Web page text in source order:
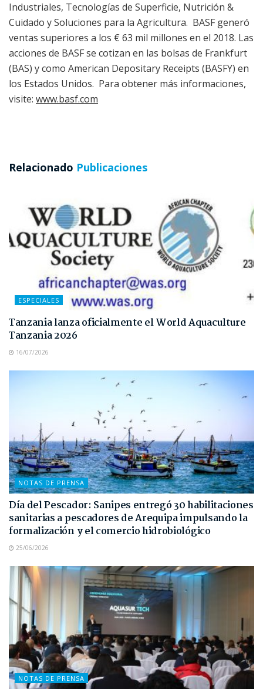
Industriales, Tecnologías de Superficie, Nutrición &
Cuidado y Soluciones para la Agricultura. BASF generó
ventas superiores a los € 63 mil millones en el 2018. Las
acciones de BASF se cotizan en las bolsas de Frankfurt
(BAS) y como American Depositary Receipts (BASFY) en
los Estados Unidos. Para obtener más informaciones,
visite: www.basf.com
Relacionado Publicaciones
ESPECIALES
Tanzania lanza oficialmente el World Aquaculture
Tanzania 2026
16/07/2026
NOTAS DE PRENSA
Día del Pescador: Sanipes entregó 30 habilitaciones
sanitarias a pescadores de Arequipa impulsando la
formalización y el comercio hidrobiológico
25/06/2026
NOTAS DE PRENSA